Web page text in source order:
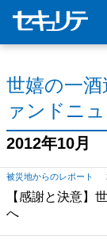
世嬉の一
ァンドニ
2012年10月
被災地からのレポート
【感謝と決意】
へ